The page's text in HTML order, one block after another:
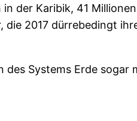
der Karibik, 41
2017 dürrebedingt
des Systems Erde sogar